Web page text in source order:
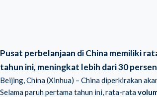
Pusat perbelanjaan di China memiliki
tahun ini, meningkat lebih dari 30
Beijing, China (Xinhua) – China diperkirakan
Selama paruh pertama tahun ini, rata-rata